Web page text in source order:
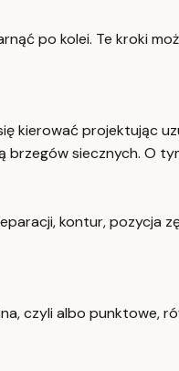
po kolei. Te kroki
kierować projektując
brzegów siecznych. O
kontur, pozycja
czyli albo punktowe,